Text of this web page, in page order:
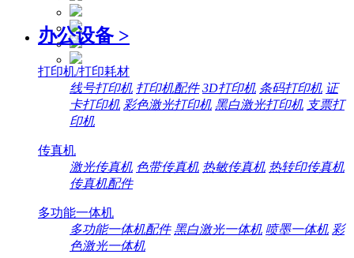
办公设备 >
打印机/打印耗材
线号打印机 打印机配件 3D打印机 条码打印机 证
卡打印机 彩色激光打印机 黑白激光打印机 支票打
印机
传真机
激光传真机 色带传真机 热敏传真机 热转印传真机
传真机配件
多功能一体机
多功能一体机配件 黑白激光一体机 喷墨一体机 彩
色激光一体机